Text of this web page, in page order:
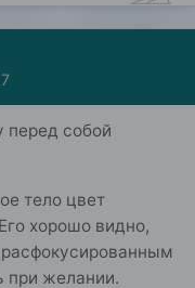
перед собой
тело цвет
хорошо видно,
при желании.